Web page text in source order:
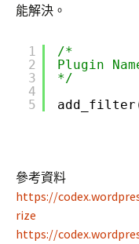
能解決。
1
2
3
4
5
/*
Plugin
*/
參考資料
https://
rize
https://